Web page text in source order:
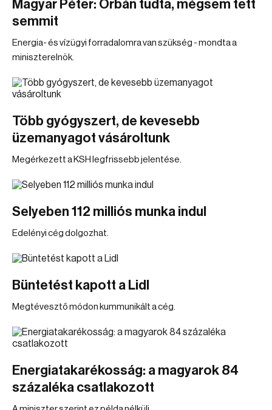
Magyar Péter: Orbán tudta, mégsem tett
semmit
Energia- és vízügyi forradalomra van szükség - mondta a
miniszterelnök.
Több gyógyszert, de kevesebb
üzemanyagot vásároltunk
Megérkezett a KSH legfrissebb jelentése.
Selyeben 112 milliós munka indul
Edelényi cég dolgozhat.
Büntetést kapott a Lidl
Megtévesztő módon kummunikált a cég.
Energiatakarékosság: a magyarok 84
százaléka csatlakozott